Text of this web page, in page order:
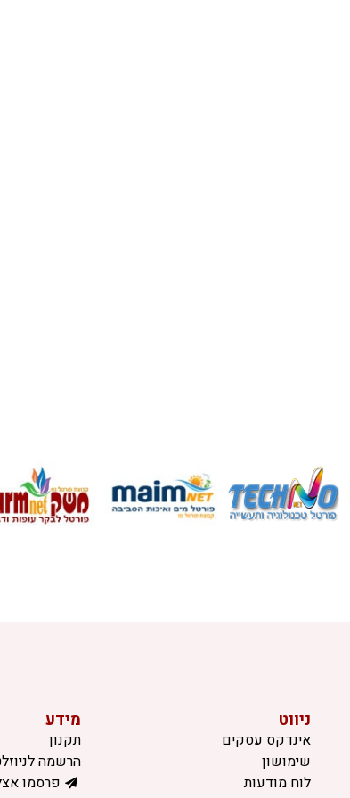
ניווט
אינדקס עסקים
שימושון
לוח מודעות
מידע
תקנון
הרשמה
פרסמו